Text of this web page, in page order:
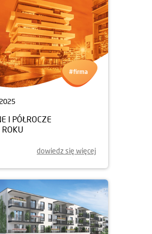
I PÓŁROCZE
dowiedz się więcej